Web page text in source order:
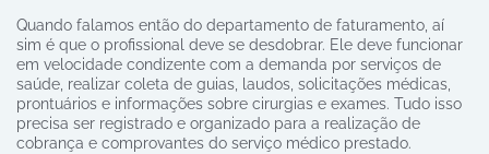
Quando falamos então do departamento de faturamento, aí
sim é que o profissional deve se desdobrar. Ele deve funcionar
em velocidade condizente com a demanda por serviços de
saúde, realizar coleta de guias, laudos, solicitações médicas,
prontuários e informações sobre cirurgias e exames. Tudo isso
precisa ser registrado e organizado para a realização de
cobrança e comprovantes do serviço médico prestado.